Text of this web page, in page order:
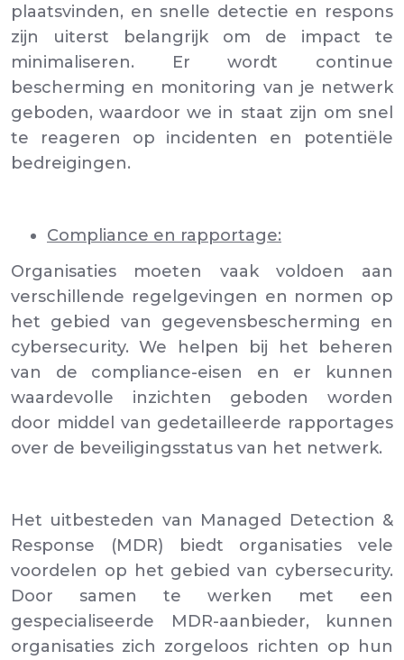
plaatsvinden, en snelle detectie en respons
zijn uiterst belangrijk om de impact te
minimaliseren. Er wordt continue
bescherming en monitoring van je netwerk
geboden, waardoor we in staat zijn om snel
te reageren op incidenten en potentiële
bedreigingen.
Compliance en rapportage:
Organisaties moeten vaak voldoen aan
verschillende regelgevingen en normen op
het gebied van gegevensbescherming en
cybersecurity. We helpen bij het beheren
van de compliance-eisen en er kunnen
waardevolle inzichten geboden worden
door middel van gedetailleerde rapportages
over de beveiligingsstatus van het netwerk.
Het uitbesteden van Managed Detection &
Response (MDR) biedt organisaties vele
voordelen op het gebied van cybersecurity.
Door samen te werken met een
gespecialiseerde MDR-aanbieder, kunnen
organisaties zich zorgeloos richten op hun